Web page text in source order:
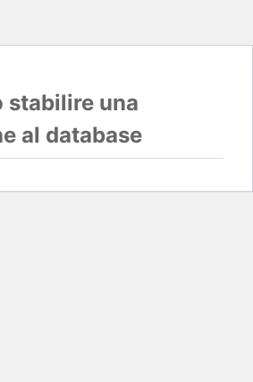
stabilire una
al database